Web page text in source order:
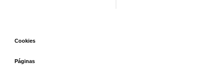
Cookies
Páginas